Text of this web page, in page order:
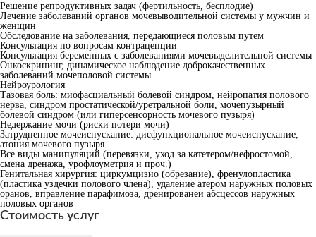
Решение репродуктивных задач (фертильность, бесплодие)
Лечение заболеваний органов мочевыводительной системы у мужчин и
женщин
Обследование на заболевания, передающиеся половым путем
Консультация по вопросам контрацепции
Консультация беременных с заболеваниями мочевыделительной системы
Онкоскрининг, динамическое наблюдение доброкачественных
заболеваний мочеполовой системы
Нейроурология
Тазовая боль: миофасциальный болевой синдром, нейропатия полового
нерва, синдром простатической/уретральной боли, мочепузырный
болевой синдром (или гиперсенсорность мочевого пузыря)
Недержание мочи (риски потери мочи)
Затрудненное мочеиспускание: дисфункциональное мочеиспускание,
атония мочевого пузыря
Все виды манипуляций (перевязки, уход за катетером/нефростомой,
смена дренажа, урофлоуметрия и проч.)
Генитальная хирургия: циркумцизио (обрезание), френулопластика
(пластика уздечки полового члена), удаление атером наружных половых
оранов, вправление парафимоза, дренированеи абсцессов наружных
половых органов
Стоимость услуг